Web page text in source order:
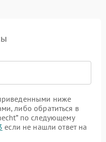
ниже
либо обратиться в
по следующему
если не нашли ответ на